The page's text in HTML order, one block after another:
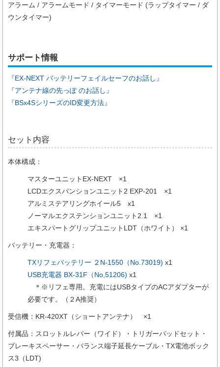
アラーム / アラームモード / タイマーモード (ラップタイマー / ダ
ウンタイマー)
サポート情報
『EX-NEXT バッテリーフェイルセーフのお話し』
『アンテナ線の先っぽ のお話し』
『BSx4SシリーズのID変更方法』
セット内容
本体構成：
マスターユニットEX-NEXT ×1
LCDエクスパンションユニット2 EXP-201 ×1
アルミステアリングホイール5 x1
ノーマルエクステンションユニット2.1 ×1
エキスパートグリップユニットLDT（ホワイト） ×1
バッテリー・充電器：
TXリフェバッテリー ２N-1550（No.73019) x1
USB充電器 BX-31F（No,51206) x1
＊※リフェ専用。充電にはUSBタイプのACアダプターが
必要です。（２A推奨）
受信機：KR-420XT（ショートアンテナ） ×1
付属品：スロットルレバー（ワイド）・トリガーパッドセット・
ブレーキスペーサー・バランス端子延長ケーブル・TX電池ボック
ス3（LDT)